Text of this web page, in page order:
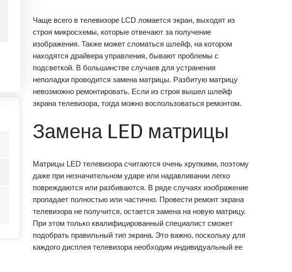
Чаще всего в телевизоре LCD ломается экран, выходят из
строя микросхемы, которые отвечают за получение
изображения. Также может сломаться шлейф, на котором
находятся драйвера управления, бывают проблемы с
подсветкой. В большинстве случаев для устранения
неполадки проводится замена матрицы. Разбитую матрицу
невозможно ремонтировать. Если из строя вышел шлейф
экрана телевизора, тогда можно воспользоваться ремонтом.
Замена LED матрицы
Матрицы LED телевизора считаются очень хрупкими, поэтому
даже при незначительном ударе или надавливании легко
повреждаются или разбиваются. В ряде случаях изображение
пропадает полностью или частично. Провести ремонт экрана
телевизора не получится, остается замена на новую матрицу.
При этом только квалифицированный специалист сможет
подобрать правильный тип экрана. Это важно, поскольку для
каждого дисплея телевизора необходим индивидуальный ее